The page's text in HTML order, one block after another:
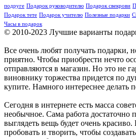
подруге Подарок руководителю Подарок свекрови
Подарок тете Подарок учителю Полезные подарки
Часы в подарок
© 2010-2023 Лучшие варианты
Все очень любят получать подарки,
приятно. Чтобы приобрести нечто
отправляются в магазин. Но это не
виновнику торжества придется по
купите. Намного интереснее делать
Сегодня в интернете есть масса
необычное. Сама работа достаточно
выглядеть вещь будет очень красиво.
пробовать и творить, чтобы